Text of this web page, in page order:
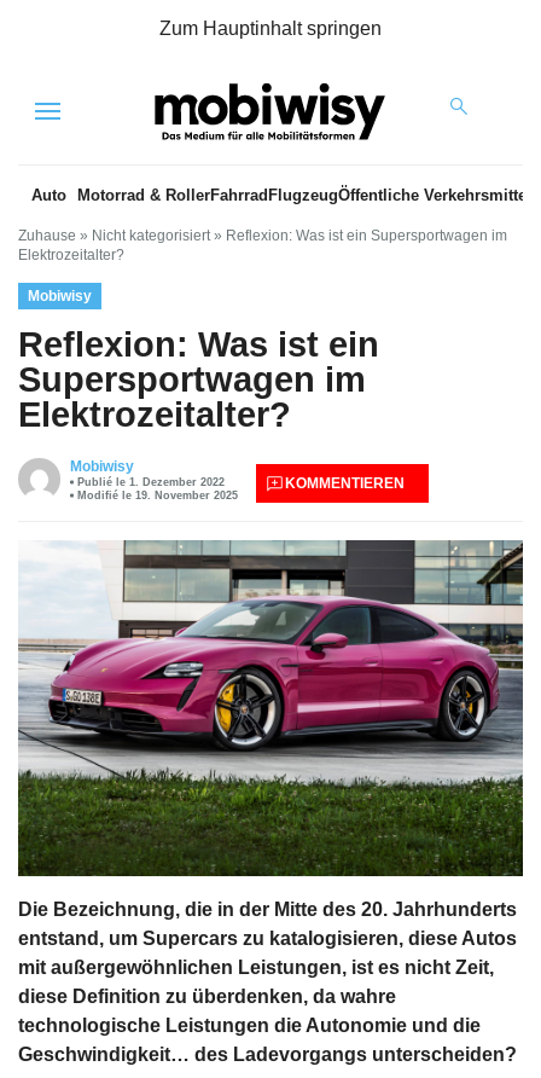
Zum Hauptinhalt springen
Menu
Auto Motorrad & RollerFahrrad FlugzeugÖffentliche Verkehrsmittel
Zuhause » Nicht kategorisiert » Reflexion: Was ist ein Supersportwagen im
Elektrozeitalter?
Mobiwisy
Reflexion: Was ist ein
Supersportwagen im
Elektrozeitalter?
Mobiwisy
Publié le 1. Dezember 2022
Modifié le 19. November 2025
KOMMENTIEREN
Die Bezeichnung, die in der Mitte des 20. Jahrhunderts
entstand, um Supercars zu katalogisieren, diese Autos
mit außergewöhnlichen Leistungen, ist es nicht Zeit,
diese Definition zu überdenken, da wahre
technologische Leistungen die Autonomie und die
Geschwindigkeit… des Ladevorgangs unterscheiden?